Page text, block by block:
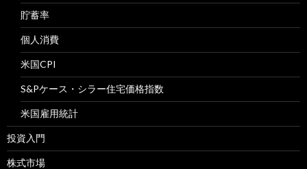
貯蓄率
個人消費
米国CPI
S&Pケース・シラー住宅価格指数
米国雇用統計
投資入門
株式市場